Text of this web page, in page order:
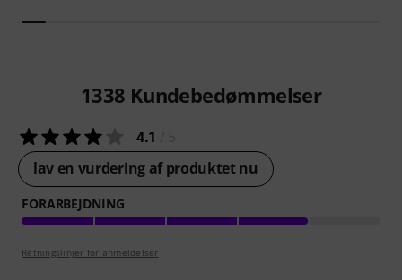
1338 Kundebedømmelser
4.1
lav en vurdering af produktet nu
FORARBEJDNING
Retningslinjer for anmeldelser